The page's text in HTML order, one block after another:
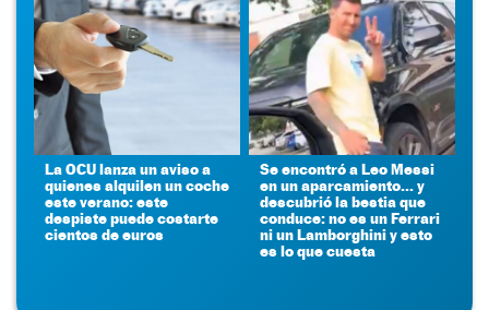
La OCU lanza un aviso a
quienes alquilen un coche
este verano: este
despiste puede costarte
cientos de euros
Se encontró a Leo Messi
en un aparcamiento... y
descubrió la bestia que
conduce: no es un Ferrari
ni un Lamborghini y esto
es lo que cuesta